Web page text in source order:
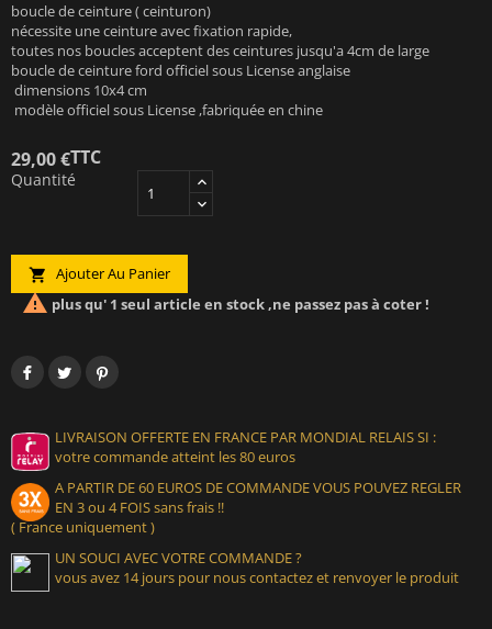
boucle de ceinture ( ceinturon)
nécessite une ceinture avec fixation rapide,
toutes nos boucles acceptent des ceintures jusqu'a 4cm de large
boucle de ceinture ford officiel sous License anglaise
dimensions 10x4 cm
modèle officiel sous License ,fabriquée en chine
29,00 €TTC
Quantité
 Ajouter Au Panier
 plus qu' 1 seul article en stock ,ne passez pas à coter !
LIVRAISON OFFERTE EN FRANCE PAR MONDIAL RELAIS SI :
votre commande atteint les 80 euros
A PARTIR DE 60 EUROS DE COMMANDE VOUS POUVEZ REGLER
EN 3 ou 4 FOIS sans frais !!
( France uniquement )
UN SOUCI AVEC VOTRE COMMANDE ?
vous avez 14 jours pour nous contactez et renvoyer le produit